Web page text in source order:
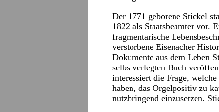
Der 1771 geborene Stickel
1822 als Staatsbeamter vor.
fragmentarische
verstorbene Eisenacher
Dokumente aus dem Leben
selbstverlegten Buch
interessiert die Frage,
haben, das Orgelpositiv zu
nutzbringend einzusetzen.